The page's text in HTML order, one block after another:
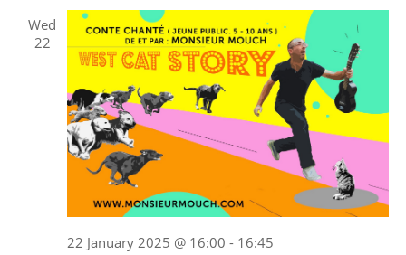
Wed
22
22 January 2025 @ 16:00 - 16:45